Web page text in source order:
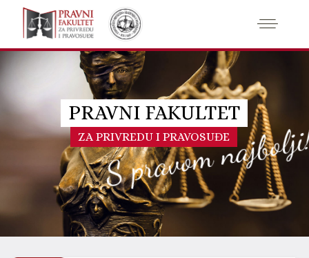
PRAVNI FAKULTET
ZA PRIVREDU I PRAVOSUĐE
S pravom